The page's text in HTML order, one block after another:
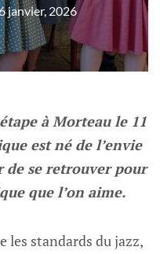
janvier, 2026
à Morteau le 11
est né de l’envie
de se retrouver pour
que l’on aime.
les standards du jazz,